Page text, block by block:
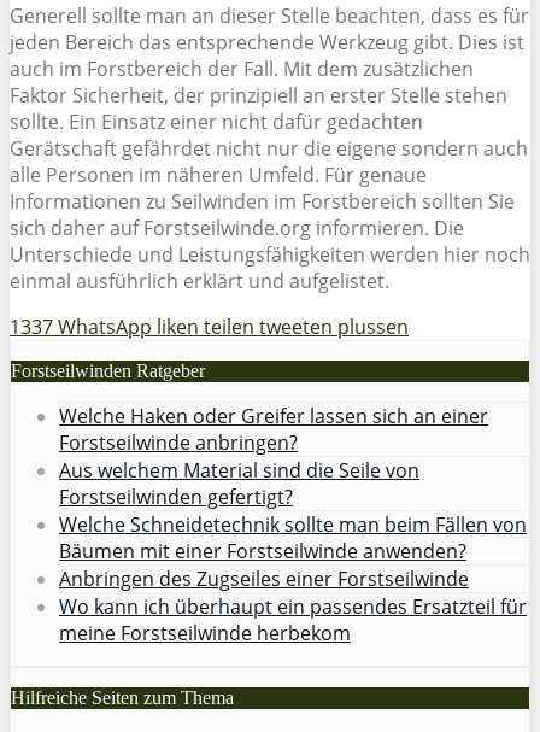
Generell sollte man an dieser Stelle beachten, dass es für
jeden Bereich das entsprechende Werkzeug gibt. Dies ist
auch im Forstbereich der Fall. Mit dem zusätzlichen
Faktor Sicherheit, der prinzipiell an erster Stelle stehen
sollte. Ein Einsatz einer nicht dafür gedachten
Gerätschaft gefährdet nicht nur die eigene sondern auch
alle Personen im näheren Umfeld. Für genaue
Informationen zu Seilwinden im Forstbereich sollten Sie
sich daher auf Forstseilwinde.org informieren. Die
Unterschiede und Leistungsfähigkeiten werden hier noch
einmal ausführlich erklärt und aufgelistet.
1337WhatsApp liken teilen tweeten plussen
Forstseilwinden Ratgeber
Welche Haken oder Greifer lassen sich an einer
Forstseilwinde anbringen?
Aus welchem Material sind die Seile von
Forstseilwinden gefertigt?
Welche Schneidetechnik sollte man beim Fällen von
Bäumen mit einer Forstseilwinde anwenden?
Anbringen des Zugseiles einer Forstseilwinde
Wo kann ich überhaupt ein passendes Ersatzteil für
meine Forstseilwinde herbekom
Hilfreiche Seiten zum Thema